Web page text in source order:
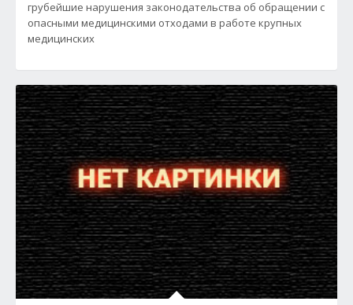
грубейшие нарушения законодательства об обращении с
опасными медицинскими отходами в работе крупных
медицинских